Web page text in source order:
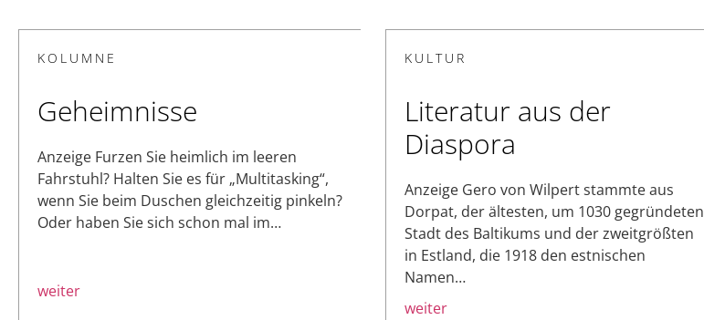
KOLUMNE
Geheimnisse
Anzeige Furzen Sie heimlich im leeren
Fahrstuhl? Halten Sie es für „Multitasking“,
wenn Sie beim Duschen gleichzeitig pinkeln?
Oder haben Sie sich schon mal im…
weiter
KULTUR
Literatur aus der
Diaspora
Anzeige Gero von Wilpert stammte aus
Dorpat, der ältesten, um 1030 gegründeten
Stadt des Baltikums und der zweitgrößten
in Estland, die 1918 den estnischen
Namen…
weiter